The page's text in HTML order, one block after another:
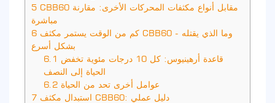
5 CBB60 مقابل أنواع مكثفات المحركات الأخرى: مقارنة
مباشرة
6
بشكل أسرع
6.1
الحياة إلى النصف
6.2 عوامل أخرى تحد من الحياة
7
استبدال مكثف CBB60: دليل عملي